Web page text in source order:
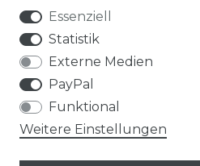
Essenziell
Statistik
Externe Medien
PayPal
Funktional
Weitere Einstellungen